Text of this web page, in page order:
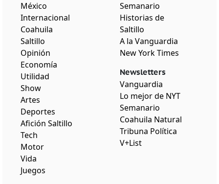
México
Internacional
Coahuila
Saltillo
Opinión
Economía
Utilidad
Show
Artes
Deportes
Afición Saltillo
Tech
Motor
Vida
Juegos
Semanario
Historias de
Saltillo
A la Vanguardia
New York Times
Newsletters
Vanguardia
Lo mejor de NYT
Semanario
Coahuila Natural
Tribuna Política
V+List